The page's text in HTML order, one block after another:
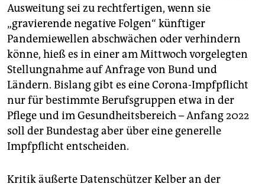
Ausweitung sei zu rechtfertigen, wenn sie
„gravierende negative Folgen“ künftiger
Pandemiewellen abschwächen oder verhindern
könne, hieß es in einer am Mittwoch vorgelegten
Stellungnahme auf Anfrage von Bund und
Ländern. Bislang gibt es eine Corona-Impfpflicht
nur für bestimmte Berufsgruppen etwa in der
Pflege und im Gesundheitsbereich – Anfang 2022
soll der Bundestag aber über eine generelle
Impfpflicht entscheiden.
Kritik äußerte Datenschützer Kelber an der